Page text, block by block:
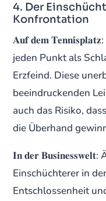
4. Der
Konfrontation
𝐀𝐮𝐟 𝐝𝐞𝐦
jeden Punkt als
Erzfeind. Diese
beeindruckenden
auch das Risiko,
die Überhand
𝐈𝐧 𝐝𝐞𝐫
Einschüchterer in
Entschlossenheit